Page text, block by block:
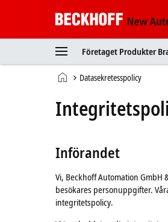
New
Automation
Technology
Företaget Produkter
HemsidaDatasekretesspolicy
Införandet
Vi, Beckhoff Automation
besökares personuppgifter.
integritetspolicy.